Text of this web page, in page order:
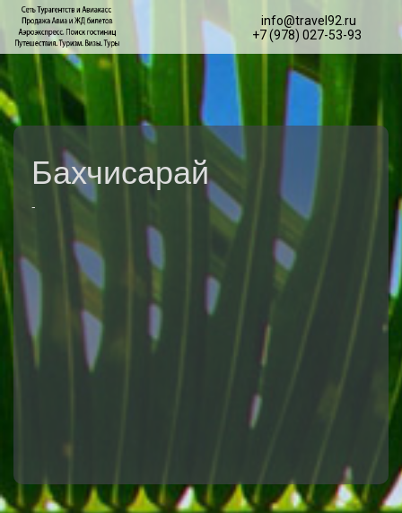
info@travel92.ru
+7 (978) 027-53-93
Бахчисарай
-